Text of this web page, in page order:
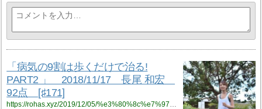
「病気の9割は歩くだけで治る!
PART2 」 2018/11/17 長尾 和宏
92点 [♯171]